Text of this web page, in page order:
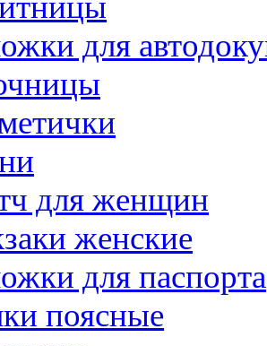
для
для женщин
женские
для паспорта
поясные